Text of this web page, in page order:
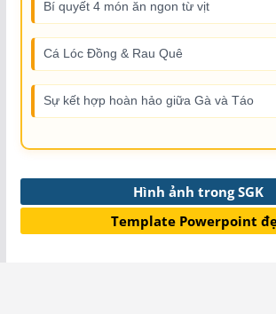
Bí quyết 4 món ăn ngon từ vịt
Cá Lóc Đồng & Rau Quê
Sự kết hợp hoàn hảo giữa Gà và Táo
Hình ảnh trong SGK
Template Powerpoint